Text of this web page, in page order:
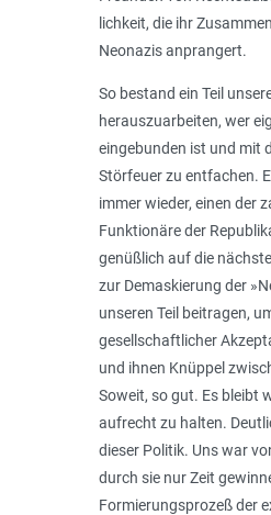
lichkeit, die ihr
Neonazis anprangert.
So bestand ein Teil
herauszuarbeiten, wer
eingebunden ist und mit
Störfeuer zu entfachen.
immer wieder, einen der
Funktionäre der
genüßlich auf die
zur Demaskierung der
unseren Teil beitragen,
gesellschaftlicher
und ihnen Knüppel
Soweit, so gut. Es bleibt
aufrecht zu halten.
dieser Politik. Uns war
durch sie nur Zeit
Formierungsprozeß der